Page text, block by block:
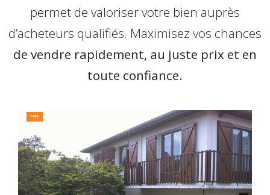
permet de valoriser votre bien auprès
d’acheteurs qualifiés. Maximisez vos chances
de vendre rapidement, au juste prix et en
toute confiance.
VENDU